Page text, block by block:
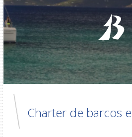
Charter de barcos